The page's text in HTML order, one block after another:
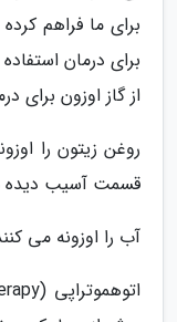
برای ما فراهم
برای درمان
از گاز اوزون برای
روغن زیتون را
قسمت آسیب دیده
آب را اوزونه می